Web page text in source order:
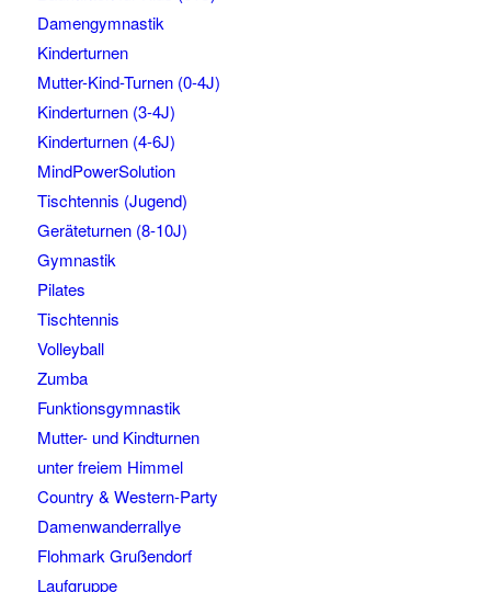
Damengymnastik
Kinderturnen
Mutter-Kind-Turnen (0-4J)
Kinderturnen (3-4J)
Kinderturnen (4-6J)
MindPowerSolution
Tischtennis (Jugend)
Geräteturnen (8-10J)
Gymnastik
Pilates
Tischtennis
Volleyball
Zumba
Funktionsgymnastik
Mutter- und Kindturnen
unter freiem Himmel
Country & Western-Party
Damenwanderrallye
Flohmark Grußendorf
Laufgruppe